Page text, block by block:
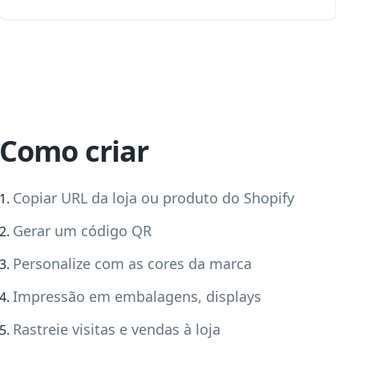
Como criar
Copiar URL da loja ou produto do Shopify
Gerar um código QR
Personalize com as cores da marca
Impressão em embalagens, displays
Rastreie visitas e vendas à loja